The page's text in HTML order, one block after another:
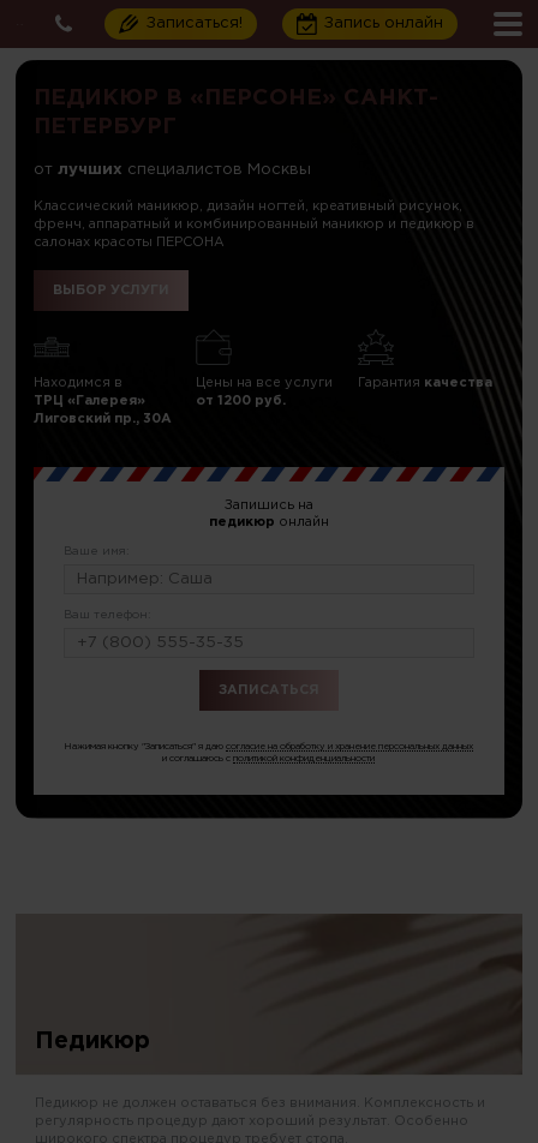
Записаться! Запись онлайн
ПЕДИКЮР В «ПЕРСОНЕ» САНКТ-
ПЕТЕРБУРГ
от лучших специалистов Москвы
Классический маникюр, дизайн ногтей, креативный рисунок,
френч, аппаратный и комбинированный маникюр и педикюр в
салонах красоты ПЕРСОНА
ВЫБОР УСЛУГИ
Находимся в
ТРЦ «Галерея»
Лиговский пр., 30А
Цены на все услуги
от 1200 руб.
Гарантия качества
Запишись на
педикюр онлайн
Ваше имя:
Ваш телефон:
Нажимая кнопку "Записаться" я даюсогласие на обработку и хранение персональных данных
и соглашаюсь сполитикой конфиденциальности
Педикюр
Педикюр не должен оставаться без внимания. Комплексность и
регулярность процедур дают хороший результат. Особенно
широкого спектра процедур требует стопа.